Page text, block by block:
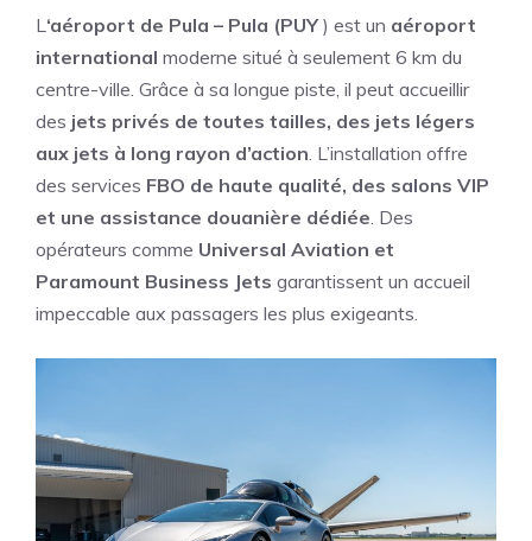
L‘aéroport de Pula – Pula (PUY) est un aéroport
international moderne situé à seulement 6 km du
centre-ville. Grâce à sa longue piste, il peut accueillir
des jets privés de toutes tailles, des jets légers
aux jets à long rayon d’action. L’installation offre
des services FBO de haute qualité, des salons VIP
et une assistance douanière dédiée. Des
opérateurs comme Universal Aviation et
Paramount Business Jets garantissent un accueil
impeccable aux passagers les plus exigeants.